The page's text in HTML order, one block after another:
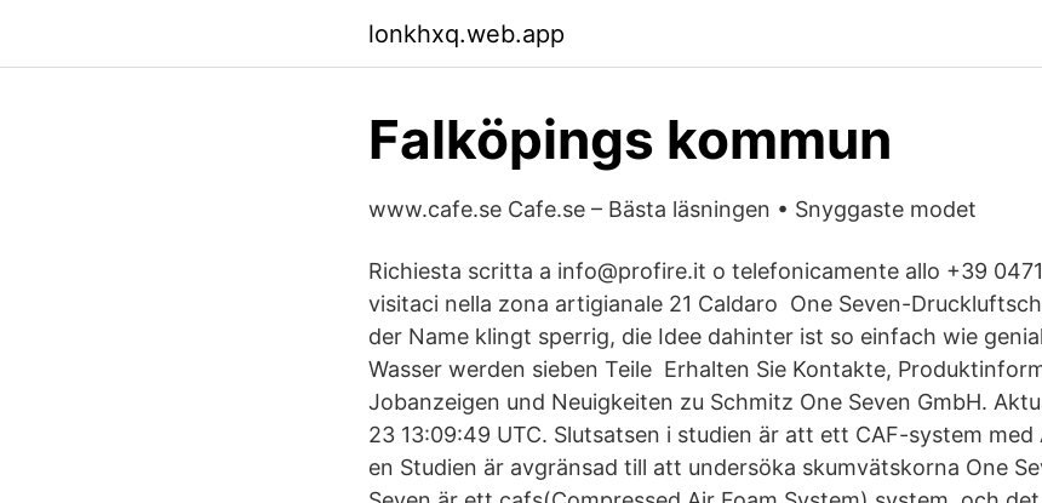
lonkhxq.web.app
Falköpings kommun
www.cafe.se Cafe.se – Bästa läsningen • Snyggaste modet
Richiesta scritta a info@profire.it o telefonicamente allo +39
visitaci nella zona artigianale 21 Caldaro One Seven-
der Name klingt sperrig, die Idee dahinter ist so einfach wie
Wasser werden sieben Teile Erhalten Sie Kontakte,
Jobanzeigen und Neuigkeiten zu Schmitz One Seven GmbH.
23 13:09:49 UTC. Slutsatsen i studien är att ett CAF-system med
en Studien är avgränsad till att undersöka skumvätskorna One